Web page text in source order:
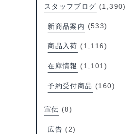
スタッフブログ (1,390)
新商品案内 (533)
商品入荷 (1,116)
在庫情報 (1,101)
予約受付商品 (160)
宣伝 (8)
広告 (2)